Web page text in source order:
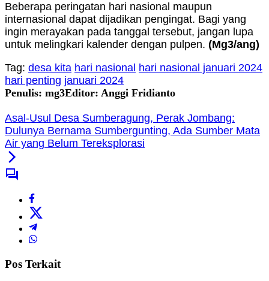
Beberapa peringatan hari nasional maupun
internasional dapat dijadikan pengingat. Bagi yang
ingin merayakan pada tanggal tersebut, jangan lupa
untuk melingkari kalender dengan pulpen. (Mg3/ang)
Tag: desa kita hari nasional hari nasional januari 2024
hari penting januari 2024
Penulis: mg3Editor: Anggi Fridianto
Asal-Usul Desa Sumberagung, Perak Jombang:
Dulunya Bernama Sumbergunting, Ada Sumber Mata
Air yang Belum Tereksplorasi
Pos Terkait